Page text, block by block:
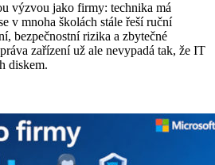
výzvou jako firmy: technika má
v mnoha školách stále řeší ruční
bezpečnostní rizika a zbytečné
zařízení už ale nevypadá tak, že IT
diskem.